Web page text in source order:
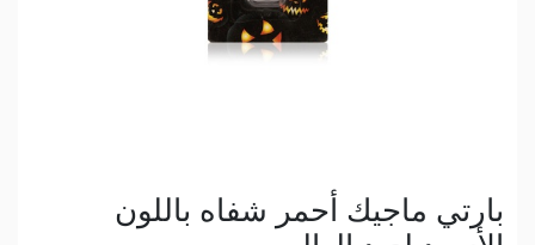
بارتي ماجيك أحمر شفاه باللون